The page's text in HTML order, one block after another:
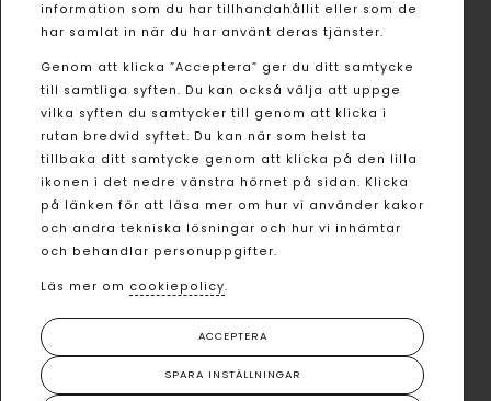
information som du har tillhandahållit eller som de
har samlat in när du har använt deras tjänster.
Genom att klicka ”Acceptera” ger du ditt samtycke
till samtliga syften. Du kan också välja att uppge
vilka syften du samtycker till genom att klicka i
rutan bredvid syftet. Du kan när som helst ta
tillbaka ditt samtycke genom att klicka på den lilla
ikonen i det nedre vänstra hörnet på sidan. Klicka
på länken för att läsa mer om hur vi använder kakor
och andra tekniska lösningar och hur vi inhämtar
och behandlar personuppgifter.
Läs mer om cookiepolicy.
SPARA INSTÄLLNINGAR
ACCEPTERA